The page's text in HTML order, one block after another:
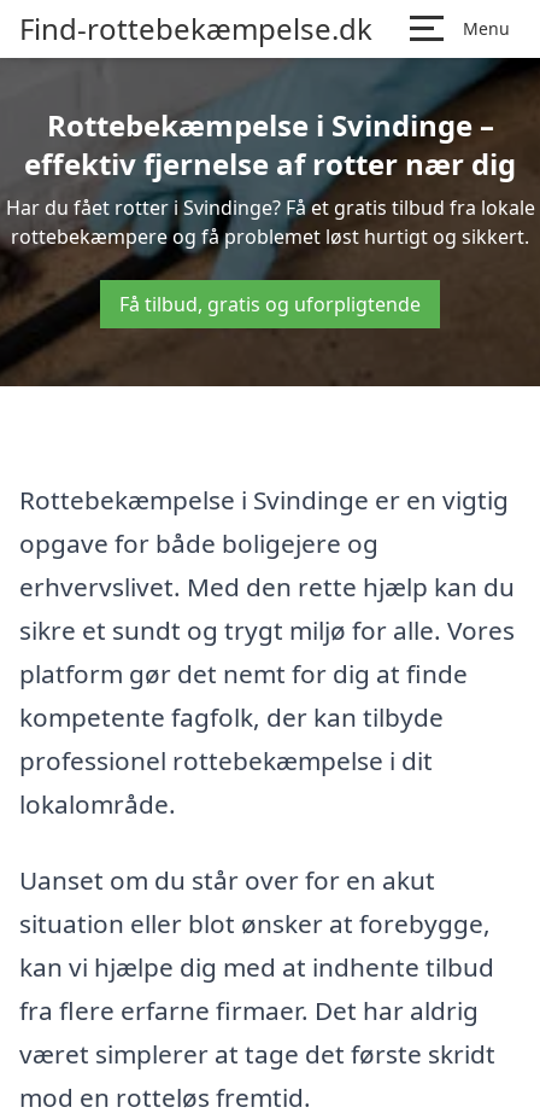
Find-rottebekæmpelse.dk Menu
Rottebekæmpelse i Svindinge –
effektiv fjernelse af rotter nær dig
Har du fået rotter i Svindinge? Få et gratis tilbud fra lokale
rottebekæmpere og få problemet løst hurtigt og sikkert.
Få tilbud, gratis og uforpligtende
Rottebekæmpelse i Svindinge er en vigtig
opgave for både boligejere og
erhvervslivet. Med den rette hjælp kan du
sikre et sundt og trygt miljø for alle. Vores
platform gør det nemt for dig at finde
kompetente fagfolk, der kan tilbyde
professionel rottebekæmpelse i dit
lokalområde.
Uanset om du står over for en akut
situation eller blot ønsker at forebygge,
kan vi hjælpe dig med at indhente tilbud
fra flere erfarne firmaer. Det har aldrig
været simplerer at tage det første skridt
mod en rotteløs fremtid.